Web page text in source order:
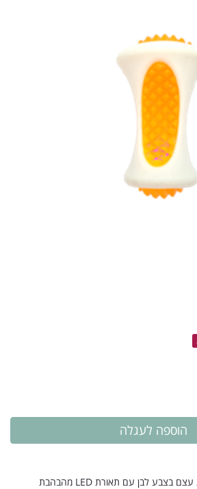
עצם בצבע לבן עם תאורת LED מהבהבת